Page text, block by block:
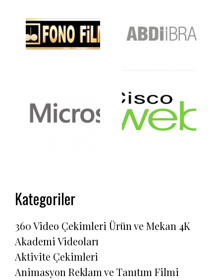
Kategoriler
360 Video Çekimleri Ürün ve Mekan 4K
Akademi Videoları
Aktivite Çekimleri
Animasyon Reklam ve Tanıtım Filmi